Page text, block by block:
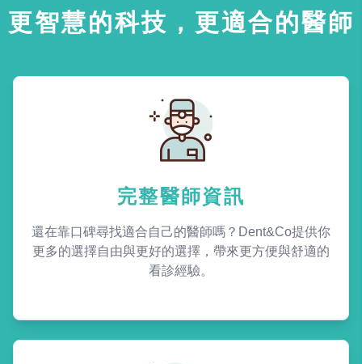
更智慧的科技，更適合的醫師
完整醫師資訊
還在靠口碑尋找適合自己的醫師嗎？Dent&Co提供你
更多的選擇自由與更好的選擇，帶來更方便與舒適的
看診經驗。